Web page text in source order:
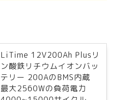
LiTime 12V200Ah Plusリ
ン酸鉄リチウムイオンバッ
テリー 200AのBMS内蔵
最大2560Wの負荷電力